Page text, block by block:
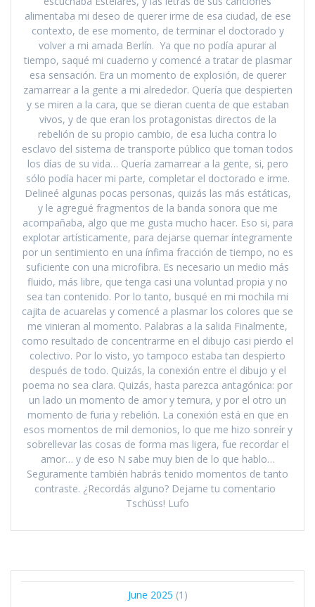
alimentaba mi deseo de querer irme de esa ciudad, de ese
contexto, de ese momento, de terminar el doctorado y
volver a mi amada Berlín. Ya que no podía apurar al
tiempo, saqué mi cuaderno y comencé a tratar de plasmar
esa sensación. Era un momento de explosión, de querer
zamarrear a la gente a mi alrededor. Quería que despierten
y se miren a la cara, que se dieran cuenta de que estaban
vivos, y de que eran los protagonistas directos de la
rebelión de su propio cambio, de esa lucha contra lo
esclavo del sistema de transporte público que toman todos
los días de su vida… Quería zamarrear a la gente, si, pero
sólo podía hacer mi parte, completar el doctorado e irme.
Delineé algunas pocas personas, quizás las más estáticas,
y le agregué fragmentos de la banda sonora que me
acompañaba, algo que me gusta mucho hacer. Eso si, para
explotar artísticamente, para dejarse quemar íntegramente
por un sentimiento en una ínfima fracción de tiempo, no es
suficiente con una microfibra. Es necesario un medio más
fluido, más libre, que tenga casi una voluntad propia y no
sea tan contenido. Por lo tanto, busqué en mi mochila mi
cajita de acuarelas y comencé a plasmar los colores que se
me vinieran al momento. Palabras a la salida Finalmente,
como resultado de concentrarme en el dibujo casi pierdo el
colectivo. Por lo visto, yo tampoco estaba tan despierto
después de todo. Quizás, la conexión entre el dibujo y el
poema no sea clara. Quizás, hasta parezca antagónica: por
un lado un momento de amor y ternura, y por el otro un
momento de furia y rebelión. La conexión está en que en
esos momentos de mil demonios, lo que me hizo sonreír y
sobrellevar las cosas de forma mas ligera, fue recordar el
amor… y de eso N sabe muy bien de lo que hablo…
Seguramente también habrás tenido momentos de tanto
contraste. ¿Recordás alguno? Dejame tu comentario
Tschüss! Lufo
June 2025 (1)